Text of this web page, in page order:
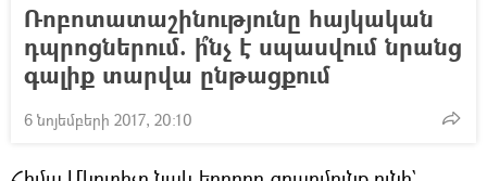
Ռոբոտատաշինությունը հայկական
դպրոցներում. ի՞նչ է սպասվում նրանց
գալիք տարվա ընթացքում
6 նոյեմբերի 2017, 20:10